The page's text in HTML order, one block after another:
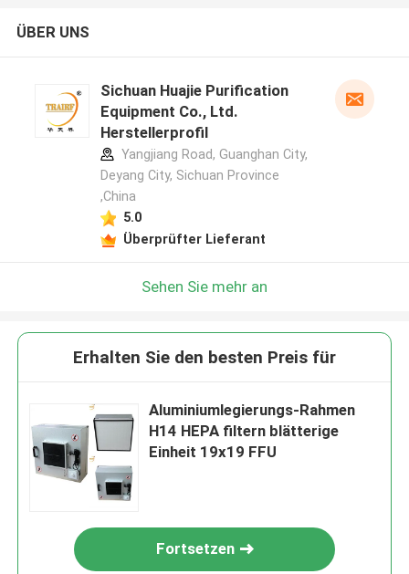
ÜBER UNS
Sichuan Huajie Purification
Equipment Co., Ltd.
Herstellerprofil
Yangjiang Road, Guanghan City,
Deyang City, Sichuan Province
,China
5.0
Überprüfter Lieferant
Sehen Sie mehr an
Erhalten Sie den besten Preis für
Aluminiumlegierungs-Rahmen
H14 HEPA filtern blätterige
Einheit 19x19 FFU
Fortsetzen